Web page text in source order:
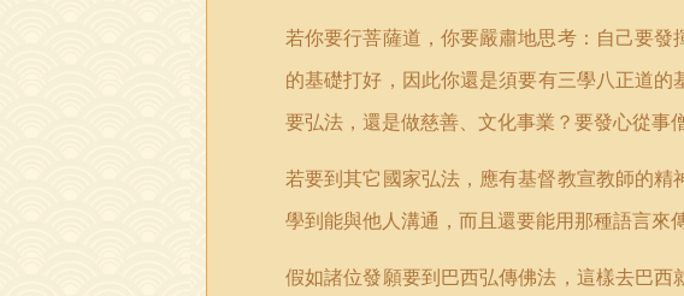
若你要行菩薩道，你要嚴肅地思考：自己要發
的基礎打好，因此你還是須要有三學八正道
要弘法，還是做慈善、文化事業？要發心從
若要到其它國家弘法，應有基督教宣教師的
學到能與他人溝通，而且還要能用那種語言來
假如諸位發願要到巴西弘傳佛法，這樣去巴